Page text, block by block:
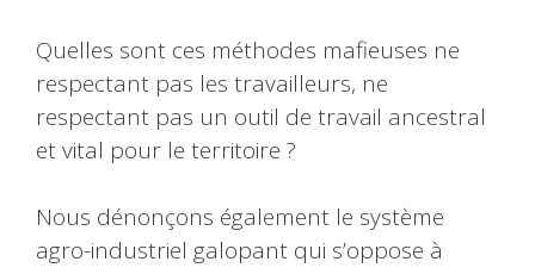
Quelles sont ces méthodes mafieuses ne
respectant pas les travailleurs, ne
respectant pas un outil de travail ancestral
et vital pour le territoire ?
Nous dénonçons également le système
agro-industriel galopant qui s’oppose à